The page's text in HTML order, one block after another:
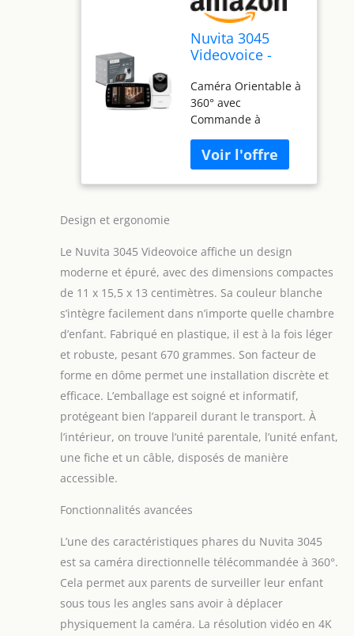
Nuvita 3045
Videovoice -
vidéo sans Fil à
360° avec
caméra
directionnelle
télécommandée,
Smart VOX,
Vision Nocturne
Caméra Orientable à
360° avec
Commande à
d'une tranquillité
totale avec le Baby
Monitor Nuvita 3045
chambre de votre
bébé grâce à une
caméra orientable à
360° contrôlable
depuis l'unité
parentale, vous
assurant de ne
jamais manquer un
Vocale SMART VOX :
Ce moniteur
innovant active
automatiquement
les fonctions vidéo et
la voix de votre
bébé, vous
permettant de rester
toujours connecté et
informé de ses
besoins tout en
économisant la
Design et ergonomie
Le Nuvita 3045 Videovoice affiche un design
moderne et épuré, avec des dimensions compactes
de 11 x 15,5 x 13 centimètres. Sa couleur blanche
s’intègre facilement dans n’importe quelle chambre
d’enfant. Fabriqué en plastique, il est à la fois léger
et robuste, pesant 670 grammes. Son facteur de
forme en dôme permet une installation discrète et
efficace. L’emballage est soigné et informatif,
protégeant bien l’appareil durant le transport. À
l’intérieur, on trouve l’unité parentale, l’unité enfant,
une fiche et un câble, disposés de manière
accessible.
Fonctionnalités avancées
L’une des caractéristiques phares du Nuvita 3045
est sa caméra directionnelle télécommandée à 360°.
Cela permet aux parents de surveiller leur enfant
sous tous les angles sans avoir à déplacer
physiquement la caméra. La résolution vidéo en 4K